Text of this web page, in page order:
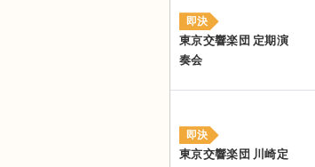
即決
東京交響楽団 定期演
奏会
即決
東京交響楽団 川崎定